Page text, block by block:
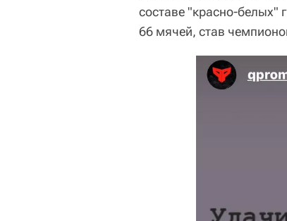
составе "красно-белых"
66 мячей, став